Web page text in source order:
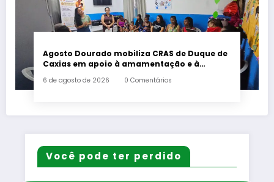
Agosto Dourado mobiliza CRAS de Duque de
Caxias em apoio à amamentação e à
6 de agosto de 2026 0 Comentários
Você pode ter perdido